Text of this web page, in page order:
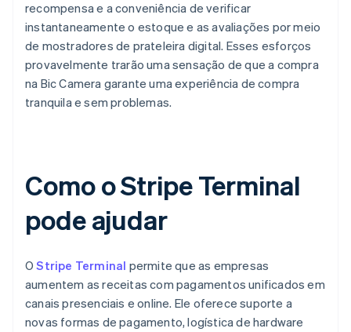
recompensa e a conveniência de verificar
instantaneamente o estoque e as avaliações por meio
de mostradores de prateleira digital. Esses esforços
provavelmente trarão uma sensação de que a compra
na Bic Camera garante uma experiência de compra
tranquila e sem problemas.
Como o Stripe Terminal
pode ajudar
OStripe Terminal permite que as empresas
aumentem as receitas com pagamentos unificados em
canais presenciais e online. Ele oferece suporte a
novas formas de pagamento, logística de hardware